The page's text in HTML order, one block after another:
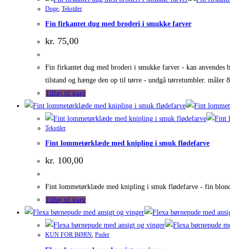
Duge Tekstiler
Fin firkantet dug med broderi i smukke farver
kr. 75,00
Fin firkantet dug med broderi i smukke farver - kan
tilstand og hænge den op til tørre - undgå tørretumbler. måler
Tilføj til kurv
Tekstiler
Fint lommetørklæde med knipling i smuk flødefarve
kr. 100,00
Fint lommetørklæde med knipling i smuk flødefarve - fin
Tilføj til kurv
KUN FOR BØRN, Puder